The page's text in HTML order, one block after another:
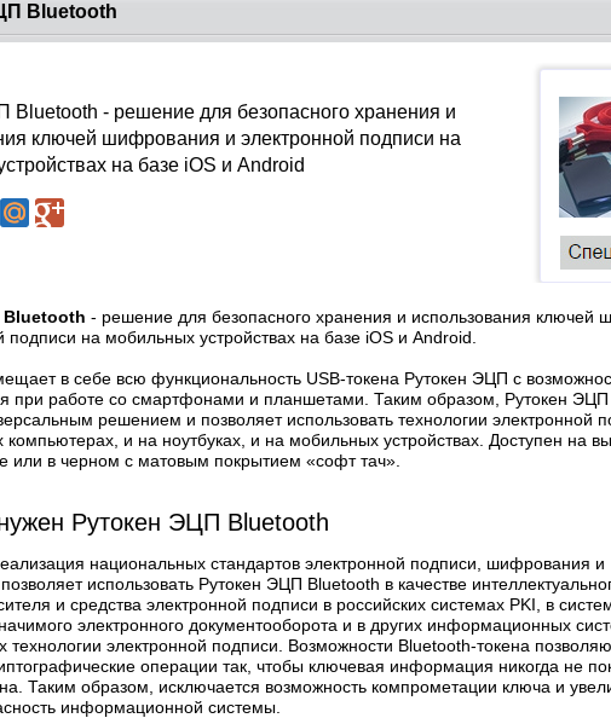
Bluetooth
Bluetooth - решение для безопасного хранения и
ключей шифрования и электронной подписи на
на базе iOS и Android
Bluetooth - решение для безопасного хранения и использования ключей
подписи на мобильных устройствах на базе iOS и Android.
в себе всю функциональность USB-токена Рутокен ЭЦП с
при работе со смартфонами и планшетами. Таким образом, Рутокен
решением и позволяет использовать технологии электронной
компьютерах, и на ноутбуках, и на мобильных устройствах. Доступен на
или в черном с матовым покрытием «софт тач».
Рутокен ЭЦП Bluetooth
национальных стандартов электронной подписи, шифрования и
использовать Рутокен ЭЦП Bluetooth в качестве
и средства электронной подписи в российских системах PKI, в
электронного документооборота и в других информационных
технологии электронной подписи. Возможности Bluetooth-токена
операции так, чтобы ключевая информация никогда не
Таким образом, исключается возможность компрометации ключа и
информационной системы.